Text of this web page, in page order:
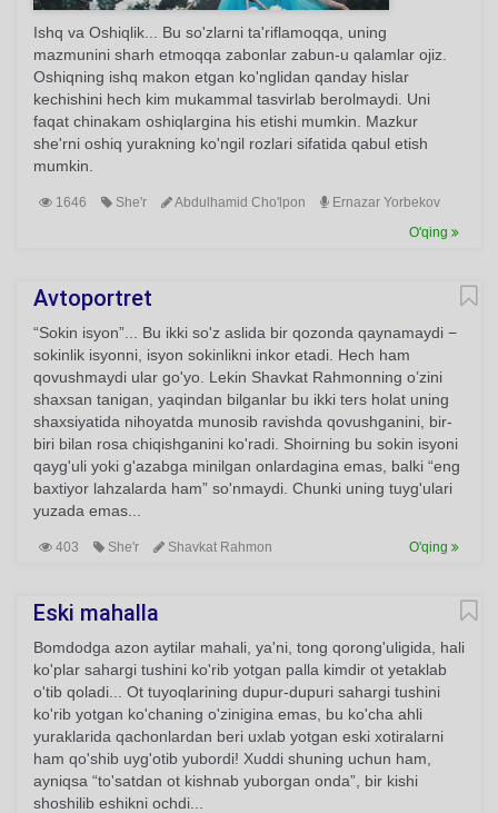
Ishq va Oshiqlik... Bu so'zlarni ta'riflamoqqa, uning
mazmunini sharh etmoqqa zabonlar zabun-u qalamlar ojiz.
Oshiqning ishq makon etgan ko'nglidan qanday hislar
kechishini hech kim mukammal tasvirlab berolmaydi. Uni
faqat chinakam oshiqlargina his etishi mumkin. Mazkur
she'rni oshiq yurakning ko'ngil rozlari sifatida qabul etish
mumkin.
1646 She'r Abdulhamid Cho'lpon
Ernazar Yorbekov
O'qing
Avtoportret
“Sokin isyon”... Bu ikki so'z aslida bir qozonda qaynamaydi −
sokinlik isyonni, isyon sokinlikni inkor etadi. Hech ham
qovushmaydi ular go'yo. Lekin Shavkat Rahmonning o’zini
shaxsan tanigan, yaqindan bilganlar bu ikki ters holat uning
shaxsiyatida nihoyatda munosib ravishda qovushganini, bir-
biri bilan rosa chiqishganini ko'radi. Shoirning bu sokin isyoni
qayg'uli yoki g'azabga minilgan onlardagina emas, balki “eng
baxtiyor lahzalarda ham” so'nmaydi. Chunki uning tuyg'ulari
yuzada emas...
403 She'r Shavkat Rahmon O'qing
Eski mahalla
Bomdodga azon aytilar mahali, ya'ni, tong qorong'uligida, hali
ko'plar sahargi tushini ko'rib yotgan palla kimdir ot yetaklab
o'tib qoladi... Ot tuyoqlarining dupur-dupuri sahargi tushini
ko'rib yotgan ko'chaning o'zinigina emas, bu ko'cha ahli
yuraklarida qachonlardan beri uxlab yotgan eski xotiralarni
ham qo'shib uyg'otib yubordi! Xuddi shuning uchun ham,
ayniqsa “to'satdan ot kishnab yuborgan onda”, bir kishi
shoshilib eshikni ochdi...